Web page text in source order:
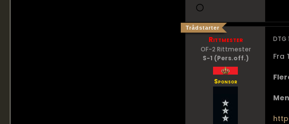
Rittmester
Trådstarter
OF-2 Rittmester
S-1 (Pers.off.)
Sponsor
DTG
Fra